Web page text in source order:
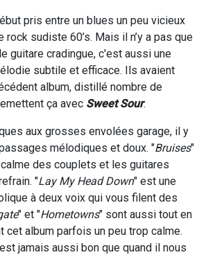
pris entre un blues un peu vicieux
rock sudiste 60’s. Mais il n’y a pas que
guitare cradingue, c'est aussi une
subtile et efficace. Ils avaient
album, distillé nombre de
ça avec Sweet Sour.
aux grosses envolées garage, il y
mélodiques et doux. "Bruises"
des couplets et les guitares
"Lay My Head Down" est une
à deux voix qui vous filent des
" et "Hometowns" sont aussi tout en
cet album parfois un peu trop calme.
jamais aussi bon que quand il nous